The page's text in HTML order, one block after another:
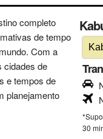
completo
de tempo
Com a
cidades de
e tempos de
planejamento
30